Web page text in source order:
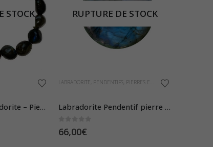
STOCK
Bracelet en Labradorite – Pierres Roulées
RUPTURE DE STOCK
LABRADORITE PENDENTIFS PIERRES ET CRISTAUX
Labradorite Pendentif pierre ronde 30 grs qual EE
66,00€